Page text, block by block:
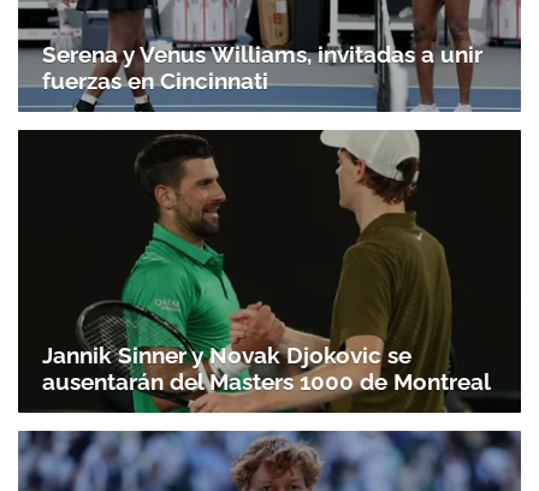
Serena y Venus Williams, invitadas a unir
fuerzas en Cincinnati
Jannik Sinner y Novak Djokovic se
ausentarán del Masters 1000 de Montreal